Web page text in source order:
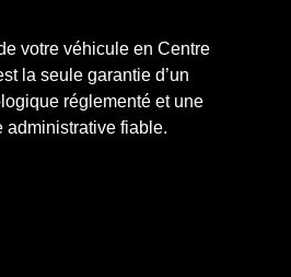
votre véhicule en Centre
la seule garantie d’un
réglementé et une
administrative fiable.